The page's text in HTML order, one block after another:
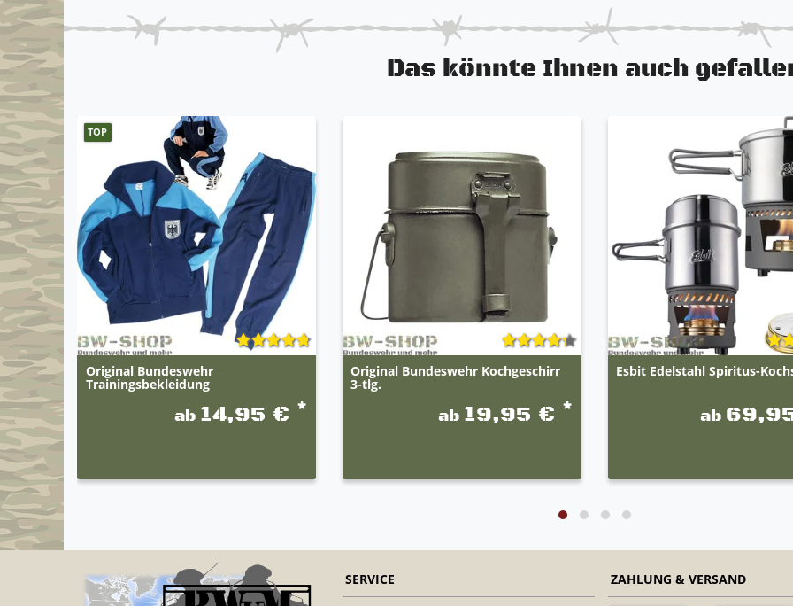
Das könnte Ihnen auch
TOP
Original Bundeswehr
Trainingsbekleidung
ab 14,95 € *
Original Bundeswehr Kochgeschirr
3-tlg.
ab 19,95 € *
Esbit Edelstahl Spiritus-
ab
SERVICE ZAHLUNG & VERSAND